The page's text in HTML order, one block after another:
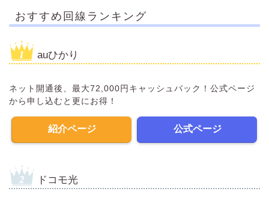
おすすめ回線ランキング
auひかり
ネット開通後、最大72,000円キャッシュバック！公式ページ
から申し込むと更にお得！
紹介ページ 公式ページ
ドコモ光